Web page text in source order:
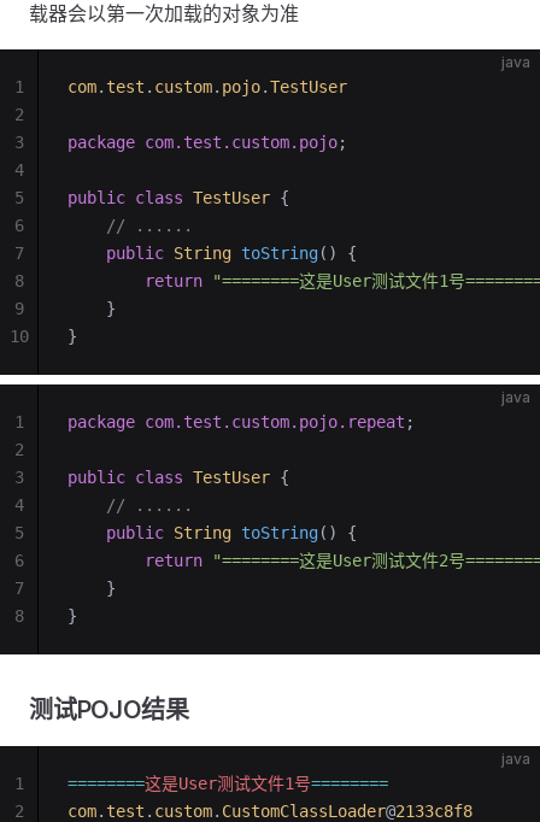
载器会以第一次加载的对象为准
java
com. test . custom. pojo.TestUser
package com.test.custom.pojo;
public class TestUser {
    // ......
    public
String toString()
{
        return
"========这是User测试文件1号
    }
}
1
2
3
4
5
6
7
8
9
10
java
package com.test.custom.pojo.repeat ;
public class TestUser {
    // ......
    public
String toString()
{
        return
"========这是User测试文件2号
    }
}
1
2
3
4
5
6
7
8
测试POJO结果
java
========这是User测试文件1号========
com. test . custom. CustomClassLoader@2133c8f8
1
2